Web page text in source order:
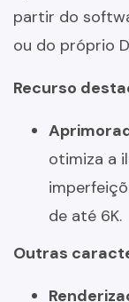
partir do
ou do próprio
Recurso
otimiza a
de até 6K.
Outras